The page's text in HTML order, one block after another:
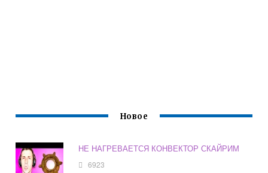
Новое
НЕ НАГРЕВАЕТСЯ КОНВЕКТОР СКАЙРИМ
6923